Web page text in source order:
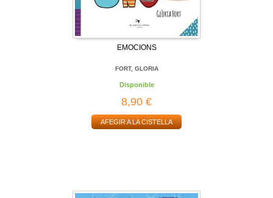
EMOCIONS
FORT, GLORIA
Disponible
8,90 €
AFEGIR A LA CISTELLA